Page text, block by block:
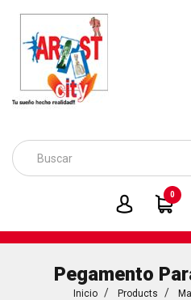
0
Pegamento
Inicio Products